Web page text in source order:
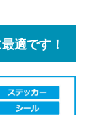
適です！